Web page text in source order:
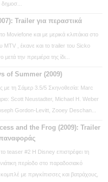
Trailer για περαστικά
Moviefone και με μερικά κλιπάκια στο
MTV , έκανε και το trailer του Sicko
μετά την πρεμιέρα της ίδι...
of Summer (2009)
με τη Σάμερ 3.5/5 Σκηνοθεσία: Marc
Scott Neustadter, Michael H. Weber
Gordon-Levitt, Zooey Deschan...
and the Frog (2009): Trailer
teaser #2 Η Disney επιστρέφει τη
περίοδο στο παραδοσιακό
με πριγκίπισσες και βατράχους,